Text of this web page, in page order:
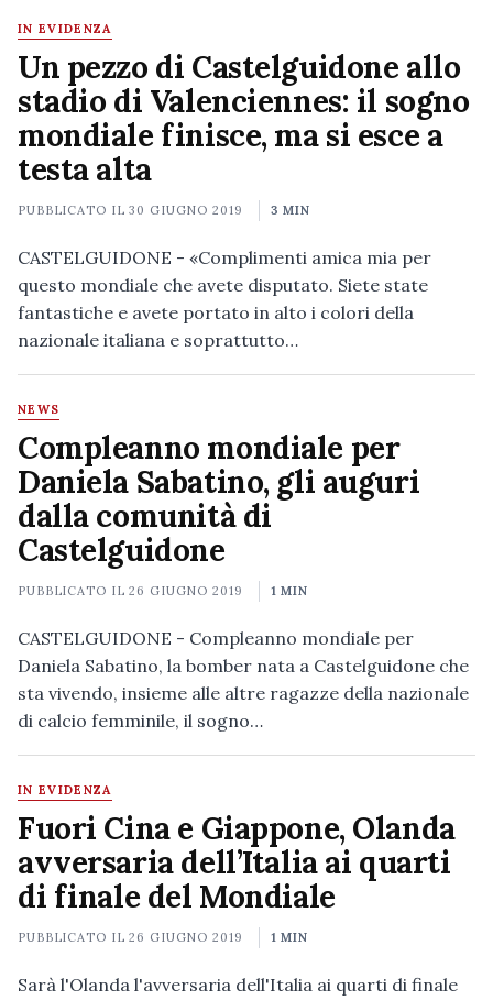
IN EVIDENZA
Un pezzo di Castelguidone allo
stadio di Valenciennes: il sogno
mondiale finisce, ma si esce a
testa alta
PUBBLICATO IL30 GIUGNO 2019 3 MIN
CASTELGUIDONE - «Complimenti amica mia per
questo mondiale che avete disputato. Siete state
fantastiche e avete portato in alto i colori della
nazionale italiana e soprattutto…
NEWS
Compleanno mondiale per
Daniela Sabatino, gli auguri
dalla comunità di
Castelguidone
PUBBLICATO IL26 GIUGNO 2019 1 MIN
CASTELGUIDONE - Compleanno mondiale per
Daniela Sabatino, la bomber nata a Castelguidone che
sta vivendo, insieme alle altre ragazze della nazionale
di calcio femminile, il sogno…
IN EVIDENZA
Fuori Cina e Giappone, Olanda
avversaria dell’Italia ai quarti
di finale del Mondiale
PUBBLICATO IL26 GIUGNO 2019 1 MIN
Sarà l'Olanda l'avversaria dell'Italia ai quarti di finale